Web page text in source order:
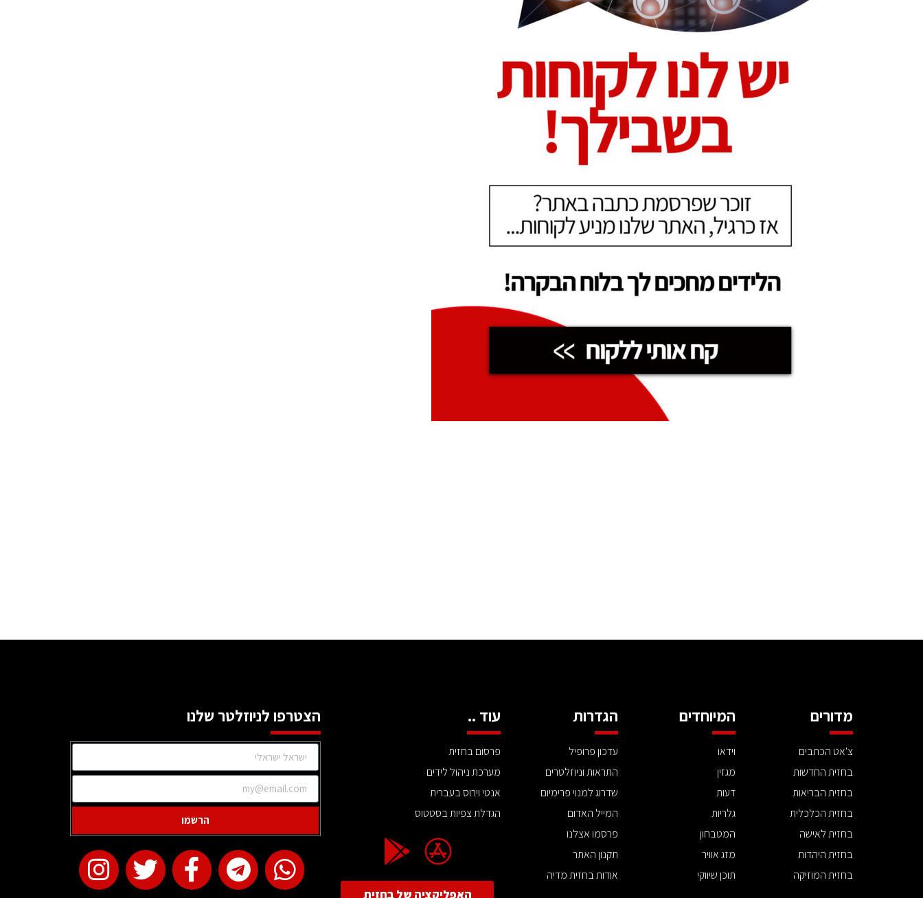
מדורים
צ'אט הכתבים
בחזית החדשות
בחזית הבריאות
בחזית הכלכלית
בחזית לאישה
בחזית היהדות
בחזית המוזיקה
המיוחדים
וידאו
מגזין
דעות
גלריות
המטבחון
מזג אוויר
תוכן שיווקי
הגדרות
עדכון פרופיל
התראות וניוזלטרים
שדרוג למנוי פרימיום
המייל האדום
פרסמו אצלנו
תקנון האתר
אודות בחזית מדיה
עוד ..
פרסום בחזית
מערכת ניהול לידים
אנטי וירוס בעברית
הגדלת צפיות בסטטוס
האפליקציה של בחזית
הצטרפו לניוזלטר שלנו
הרשמו